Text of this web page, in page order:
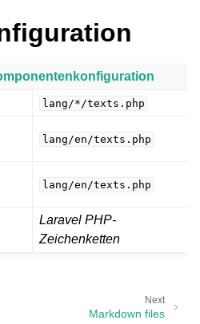
lang/*/texts.php
lang/en/texts.php
lang/en/texts.php
Laravel PHP-
Zeichenketten
Next
Markdown files